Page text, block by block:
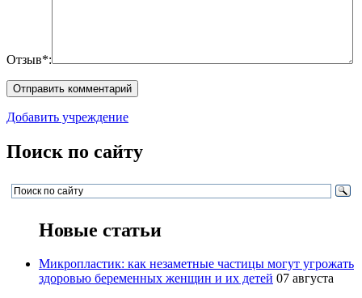
Отзыв*:
Добавить учреждение
Поиск по сайту
Новые статьи
Микропластик: как незаметные частицы могут угрожать
здоровью беременных женщин и их детей 07 августа